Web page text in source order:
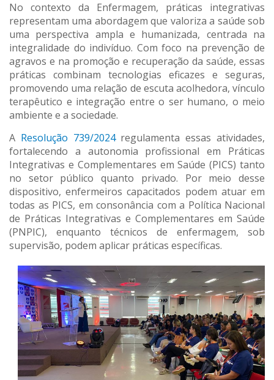
No contexto da Enfermagem, práticas integrativas
representam uma abordagem que valoriza a saúde sob
uma perspectiva ampla e humanizada, centrada na
integralidade do indivíduo. Com foco na prevenção de
agravos e na promoção e recuperação da saúde, essas
práticas combinam tecnologias eficazes e seguras,
promovendo uma relação de escuta acolhedora, vínculo
terapêutico e integração entre o ser humano, o meio
ambiente e a sociedade.
A Resolução 739/2024 regulamenta essas atividades,
fortalecendo a autonomia profissional em Práticas
Integrativas e Complementares em Saúde (PICS) tanto
no setor público quanto privado. Por meio desse
dispositivo, enfermeiros capacitados podem atuar em
todas as PICS, em consonância com a Política Nacional
de Práticas Integrativas e Complementares em Saúde
(PNPIC), enquanto técnicos de enfermagem, sob
supervisão, podem aplicar práticas específicas.